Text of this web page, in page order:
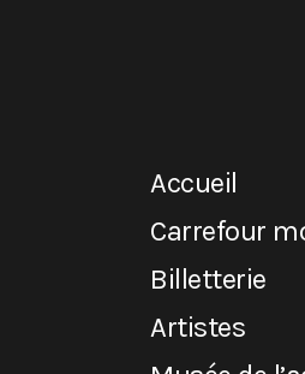
Accueil
Carrefour
Billetterie
Artistes